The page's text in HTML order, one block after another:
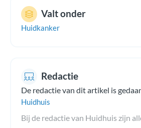
Valt onder
Huidkanker
Redactie
De redactie van dit artikel is
Huidhuis
Bij de redactie van Huidhuis zijn